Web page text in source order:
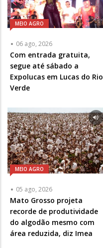
MEIO AGRO
06 ago, 2026
Com entrada gratuita,
segue até sábado a
Expolucas em Lucas do Rio
Verde
MEIO AGRO
05 ago, 2026
Mato Grosso projeta
recorde de produtividade
do algodão mesmo com
área reduzida, diz Imea